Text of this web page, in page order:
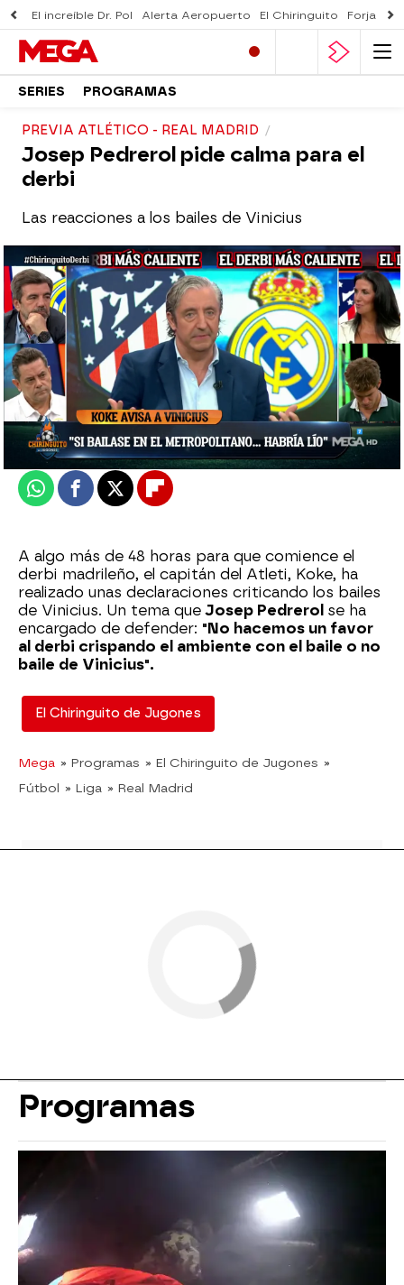
El increíble Dr. Pol Alerta Aeropuerto El Chiringuito Forjado
SERIES PROGRAMAS
PREVIA ATLÉTICO - REAL MADRID
Josep Pedrerol pide calma para el
derbi
Las reacciones a los bailes de Vinicius
El Chiringuito
Madrid
Actualizado:16 de septiembre de 2022, 06:00
Publicado:16 de septiembre de 2022, 03:13
WhatsappFacebook
X Flipboard
A algo más de 48 horas para que comience el
derbi madrileño, el capitán del Atleti, Koke, ha
realizado unas declaraciones criticando los bailes
de Vinicius. Un tema que Josep Pedrerol se ha
encargado de defender: "No hacemos un favor
al derbi crispando el ambiente con el baile o no
baile de Vinicius".
El Chiringuito de Jugones
Mega » Programas » El Chiringuito de Jugones »
Fútbol » Liga » Real Madrid
Programas